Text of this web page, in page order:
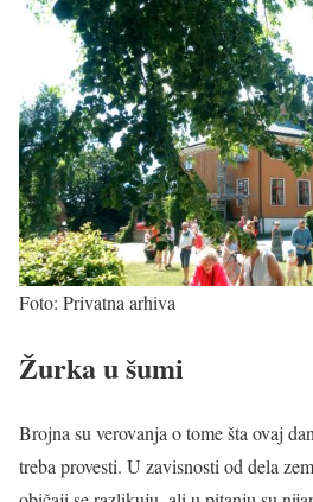
Foto: Privatna arhiva
Žurka u šumi
Brojna su verovanja o tome šta ovaj
treba provesti. U zavisnosti od dela